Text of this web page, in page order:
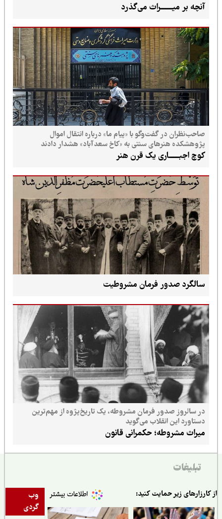
آنچه بر میــــــــراث می‌گذرد
صاحب‌نظران در گفت‌وگو با «پیام ما» درباره انتقال اموال
پژوهشکده هنرهای سنتی به «کاخ سعدآباد» هشدار دادند
کوچ اجبـــــــاری یک قرن هنر
سالگرد صدور فرمان مشروطیت
در سالروز صدور فرمان مشروطه، یک تاریخ‌پژوه از مهم‌ترین
دستاورد این انقلاب می‌گوید
میراث مشروطه؛ حکمرانی قانون
تبلیغات
وب
گردی
زیر حمایت کنید: